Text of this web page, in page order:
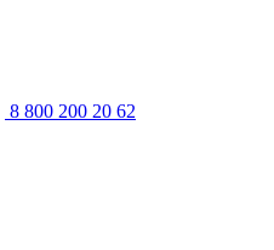
8 800 200 20 62